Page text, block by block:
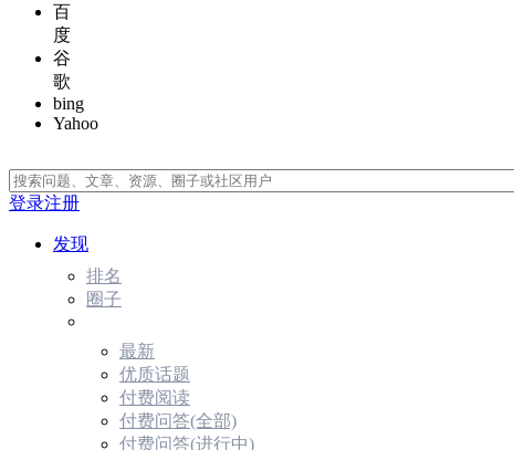
百
度
谷
歌
bing
Yahoo
登录注册
发现
排名
圈子
最新
优质话题
付费阅读
付费问答(全部)
付费问答(进行中)